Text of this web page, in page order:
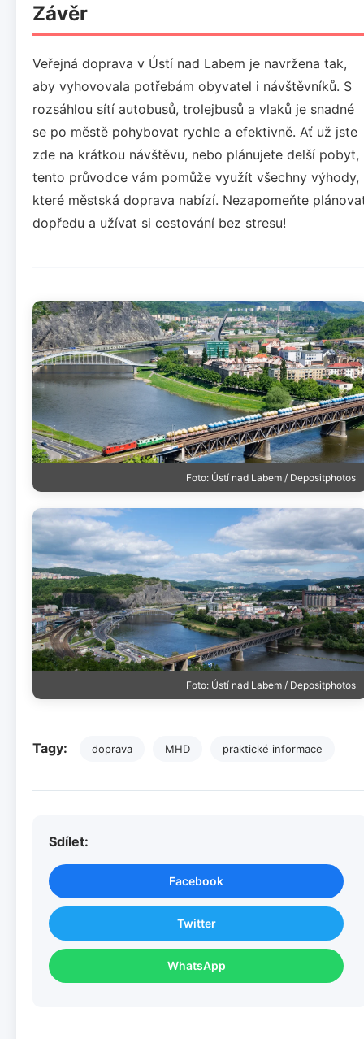
Závěr
Veřejná doprava v Ústí nad Labem je navržena tak,
aby vyhovovala potřebám obyvatel i návštěvníků. S
rozsáhlou sítí autobusů, trolejbusů a vlaků je snadné
se po městě pohybovat rychle a efektivně. Ať už jste
zde na krátkou návštěvu, nebo plánujete delší pobyt,
tento průvodce vám pomůže využít všechny výhody,
které městská doprava nabízí. Nezapomeňte
dopředu a užívat si cestování bez stresu!
Foto: Ústí nad Labem / Depositphotos
Foto: Ústí nad Labem / Depositphotos
Tagy: doprava MHD praktické informace
Sdílet:
Facebook
Twitter
WhatsApp